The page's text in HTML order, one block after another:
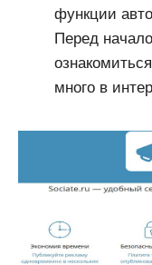
функции
Перед
много в